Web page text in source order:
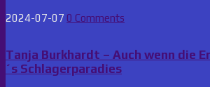
2024-07-07 0 Comments
Tanja Burkhardt – Auch wenn die
´s Schlagerparadies